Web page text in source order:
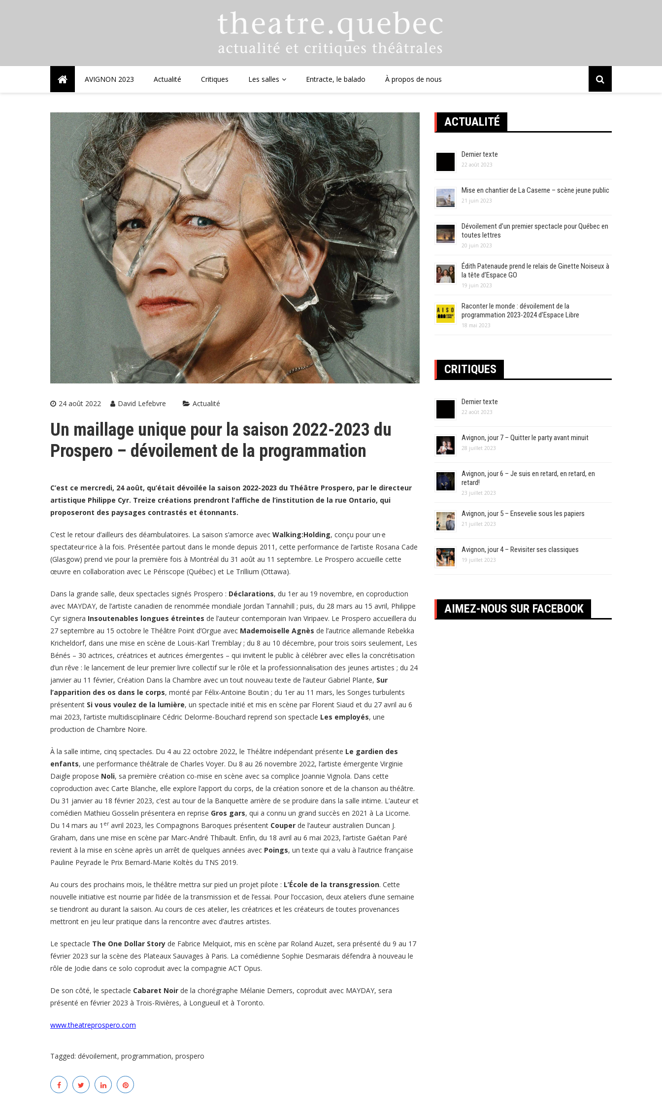
AVIGNON 2023 Actualité Critiques Les salles Entracte, le balado À propos de nous
24 août 2022 David Lefebvre Actualité
Un maillage unique pour la saison 2022-2023 du
Prospero – dévoilement de la programmation
C’est ce mercredi, 24 août, qu’était dévoilée la saison 2022-2023 du Théâtre Prospero, par le directeur
artistique Philippe Cyr. Treize créations prendront l’affiche de l’institution de la rue Ontario, qui
proposeront des paysages contrastés et étonnants.
C’est le retour d’ailleurs des déambulatoires. La saison s’amorce avec Walking:Holding, conçu pour un·e
spectateur·rice à la fois. Présentée partout dans le monde depuis 2011, cette performance de l’artiste Rosana Cade
(Glasgow) prend vie pour la première fois à Montréal du 31 août au 11 septembre. Le Prospero accueille cette
œuvre en collaboration avec Le Périscope (Québec) et Le Trillium (Ottawa).
Dans la grande salle, deux spectacles signés Prospero : Déclarations, du 1er au 19 novembre, en coproduction
avec MAYDAY, de l’artiste canadien de renommée mondiale Jordan Tannahill ; puis, du 28 mars au 15 avril, Philippe
Cyr signera Insoutenables longues étreintes de l’auteur contemporain Ivan Viripaev. Le Prospero accueillera du
27 septembre au 15 octobre le Théâtre Point d’Orgue avec Mademoiselle Agnès de l’autrice allemande Rebekka
Kricheldorf, dans une mise en scène de Louis-Karl Tremblay ; du 8 au 10 décembre, pour trois soirs seulement, Les
Bénés – 30 actrices, créatrices et autrices émergentes – qui invitent le public à célébrer avec elles la concrétisation
d’un rêve : le lancement de leur premier livre collectif sur le rôle et la professionnalisation des jeunes artistes ; du 24
janvier au 11 février, Création Dans la Chambre avec un tout nouveau texte de l’auteur Gabriel Plante, Sur
l’apparition des os dans le corps, monté par Félix-Antoine Boutin ; du 1er au 11 mars, les Songes turbulents
présentent Si vous voulez de la lumière, un spectacle initié et mis en scène par Florent Siaud et du 27 avril au 6
mai 2023, l’artiste multidisciplinaire Cédric Delorme-Bouchard reprend son spectacle Les employés, une
production de Chambre Noire.
À la salle intime, cinq spectacles. Du 4 au 22 octobre 2022, le Théâtre indépendant présente Le gardien des
enfants, une performance théâtrale de Charles Voyer. Du 8 au 26 novembre 2022, l’artiste émergente Virginie
Daigle propose Noli, sa première création co-mise en scène avec sa complice Joannie Vignola. Dans cette
coproduction avec Carte Blanche, elle explore l’apport du corps, de la création sonore et de la chanson au théâtre.
Du 31 janvier au 18 février 2023, c’est au tour de la Banquette arrière de se produire dans la salle intime. L’auteur et
comédien Mathieu Gosselin présentera en reprise Gros gars, qui a connu un grand succès en 2021 à La Licorne.
Du 14 mars au 1 eravril 2023, les Compagnons Baroques présentent Couper de l’auteur australien Duncan J.
Graham, dans une mise en scène par Marc-André Thibault. Enfin, du 18 avril au 6 mai 2023, l’artiste Gaétan Paré
revient à la mise en scène après un arrêt de quelques années avec Poings, un texte qui a valu à l’autrice française
Pauline Peyrade le Prix Bernard-Marie Koltès du TNS 2019.
Au cours des prochains mois, le théâtre mettra sur pied un projet pilote : L’École de la transgression. Cette
nouvelle initiative est nourrie par l’idée de la transmission et de l’essai. Pour l’occasion, deux ateliers d’une semaine
se tiendront au durant la saison. Au cours de ces atelier, les créatrices et les créateurs de toutes provenances
mettront en jeu leur pratique dans la rencontre avec d’autres artistes.
Le spectacle The One Dollar Story de Fabrice Melquiot, mis en scène par Roland Auzet, sera présenté du 9 au 17
février 2023 sur la scène des Plateaux Sauvages à Paris. La comédienne Sophie Desmarais défendra à nouveau le
rôle de Jodie dans ce solo coproduit avec la compagnie ACT Opus.
De son côté, le spectacle Cabaret Noir de la chorégraphe Mélanie Demers, coproduit avec MAYDAY, sera
présenté en février 2023 à Trois-Rivières, à Longueuil et à Toronto.
www.theatreprospero.com
Tagged: dévoilement, programmation, prospero
ACTUALITÉ
Dernier texte
22 août 2023
Mise en chantier de La Caserne – scène jeune public
21 juin 2023
Dévoilement d’un premier spectacle pour Québec en
toutes lettres
20 juin 2023
Édith Patenaude prend le relais de Ginette Noiseux à
la tête d’Espace GO
19 juin 2023
Raconter le monde : dévoilement de la
programmation 2023-2024 d’Espace Libre
18 mai 2023
CRITIQUES
Dernier texte
22 août 2023
Avignon, jour 7 – Quitter le party avant minuit
28 juillet 2023
Avignon, jour 6 – Je suis en retard, en retard, en
retard!
23 juillet 2023
Avignon, jour 5 – Ensevelie sous les papiers
21 juillet 2023
Avignon, jour 4 – Revisiter ses classiques
19 juillet 2023
AIMEZ-NOUS SUR FACEBOOK